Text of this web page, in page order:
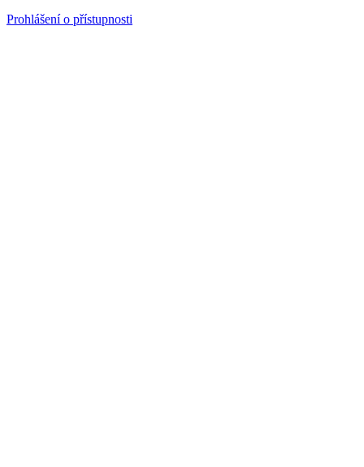
Prohlášení o přístupnosti